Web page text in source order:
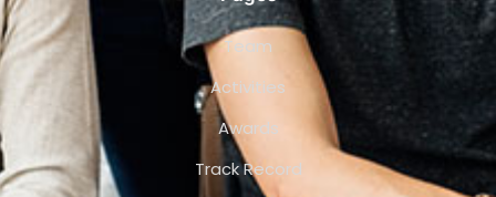
Team
Activities
Awards
Track Record